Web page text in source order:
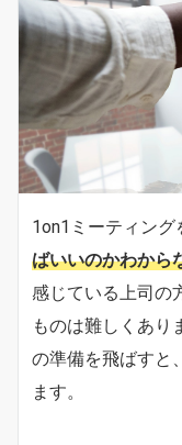
1on1ミーティング
ばいいのかわから
感じている上司の
ものは難しくあり
の準備を飛ばすと
ます。